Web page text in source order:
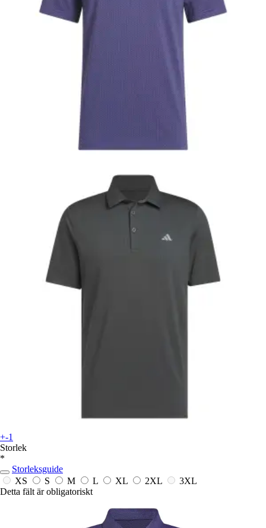
+-1
Storlek
*
Storleksguide
XS
S M L XL 2XL
3XL
Detta fält är obligatoriskt